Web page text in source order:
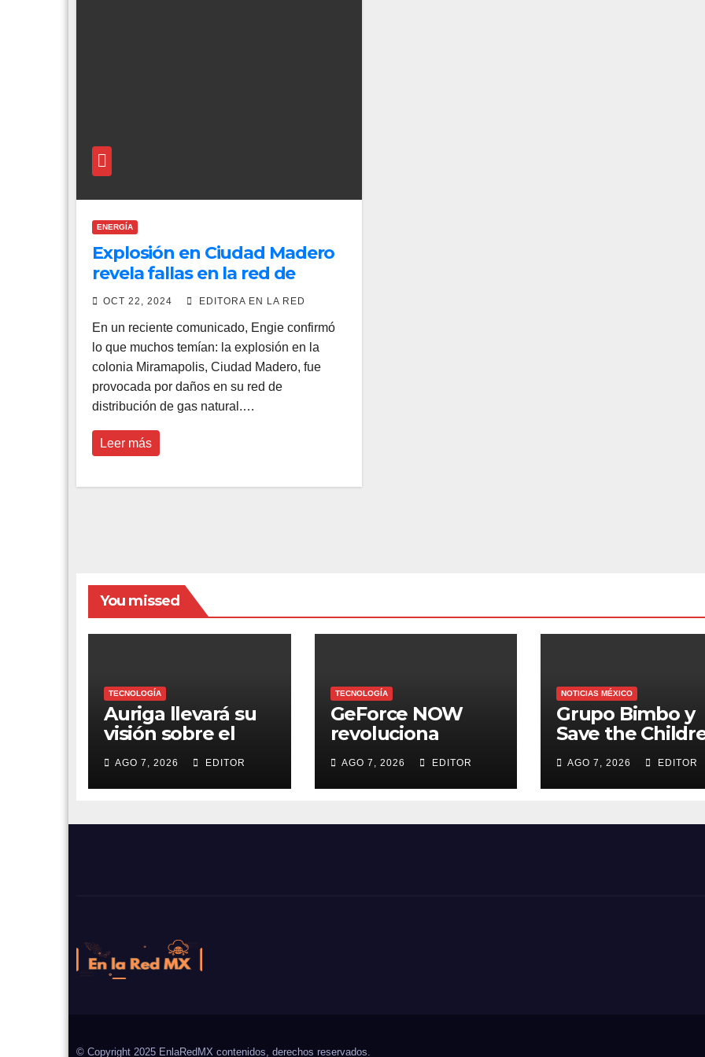
ENERGÍA
Explosión en Ciudad Madero
revela fallas en la red de
Engie; empresa no asume
OCT 22, 2024 EDITORA EN LA RED
En un reciente comunicado, Engie confirmó
lo que muchos temían: la explosión en la
colonia Miramapolis, Ciudad Madero, fue
provocada por daños en su red de
distribución de gas natural.…
Leer más
You missed
TECNOLOGÍA
Auriga llevará su
visión sobre el
futuro de la banca
al 5B Digital
Summit 2026
AGO 7, 2026 EDITOR
TECNOLOGÍA
GeForce NOW
revoluciona
agosto con 26
nuevos juegos
AGO 7, 2026 EDITOR
NOTICIAS MÉXICO
Grupo Bimbo y
Save the
extienden fecha
para apoyar a
damnificados
AGO 7, 2026 EDITOR
© Copyright 2025 EnlaRedMX contenidos, derechos reservados.